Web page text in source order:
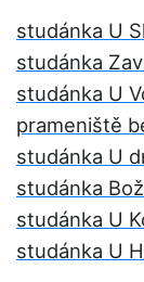
studánka U
studánka
studánka U
prameniště
studánka U
studánka
studánka U
studánka U